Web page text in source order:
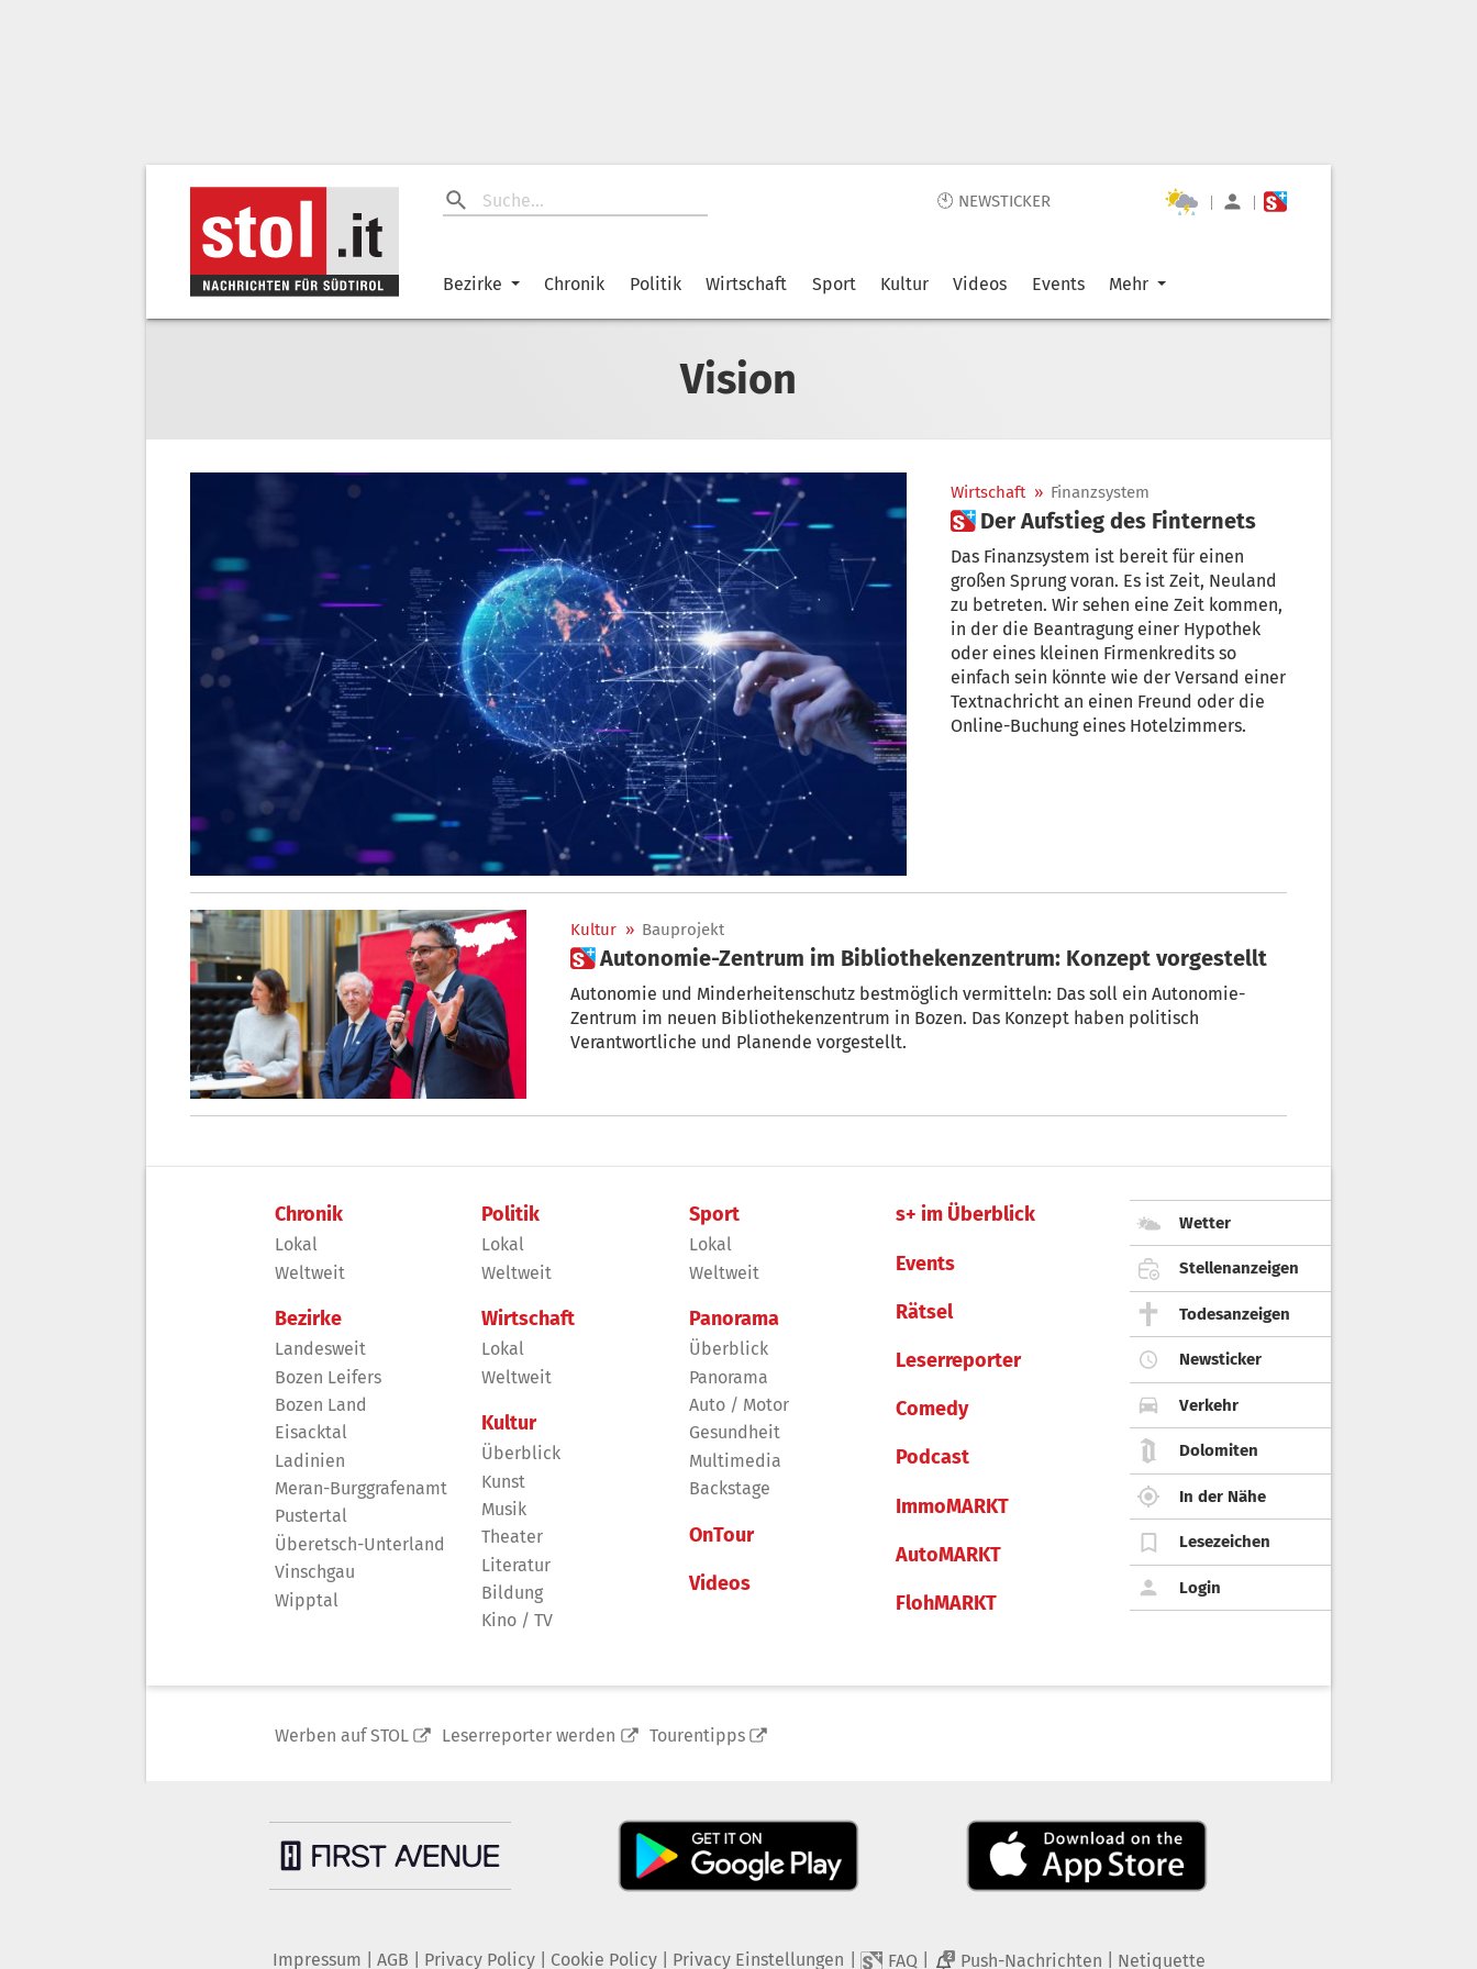
🕙 NEWSTICKER | |
Bezirke Chronik Politik Wirtschaft Sport Kultur Videos Events Mehr
Vision
Wirtschaft » Finanzsystem
 Der Aufstieg des Finternets
Das Finanzsystem ist bereit für einen
großen Sprung voran. Es ist Zeit, Neuland
zu betreten. Wir sehen eine Zeit kommen,
in der die Beantragung einer Hypothek
oder eines kleinen Firmenkredits so
einfach sein könnte wie der Versand einer
Textnachricht an einen Freund oder die
Online-Buchung eines Hotelzimmers.
Kultur » Bauprojekt
 Autonomie-Zentrum im Bibliothekenzentrum: Konzept vorgestellt
Autonomie und Minderheitenschutz bestmöglich vermitteln: Das soll ein Autonomie-
Zentrum im neuen Bibliothekenzentrum in Bozen. Das Konzept haben politisch
Verantwortliche und Planende vorgestellt.
Chronik
Lokal
Weltweit
Bezirke
Landesweit
Bozen Leifers
Bozen Land
Eisacktal
Ladinien
Meran-Burggrafenamt
Pustertal
Überetsch-Unterland
Vinschgau
Wipptal
Politik
Lokal
Weltweit
Wirtschaft
Lokal
Weltweit
Kultur
Überblick
Kunst
Musik
Theater
Literatur
Bildung
Kino / TV
Sport
Lokal
Weltweit
Panorama
Überblick
Panorama
Auto / Motor
Gesundheit
Multimedia
Backstage
OnTour
Videos
s+ im Überblick
Events
Rätsel
Leserreporter
Comedy
Podcast
ImmoMARKT
AutoMARKT
FlohMARKT
Wetter
Stellenanzeigen
Todesanzeigen
Newsticker
Verkehr
Dolomiten
In der Nähe
Lesezeichen
Login
Werben auf STOL Leserreporter werden Tourentipps
Impressum AGB Privacy Policy| Cookie Policy| Privacy Einstellungen FAQ 2 Push-Nachrichten Netiquette